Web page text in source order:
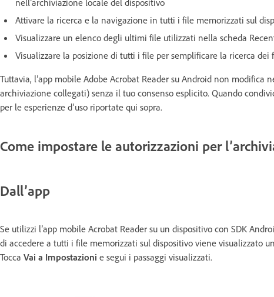
Attivare la ricerca e la navigazione in tutti i file memorizzati sul
Visualizzare un elenco degli ultimi file utilizzati nella scheda
Visualizzare la posizione di tutti i file per semplificare la ricerca
Tuttavia, l’app mobile Adobe Acrobat Reader su Android non
archiviazione collegati) senza il tuo consenso esplicito. Quando
per le esperienze d’uso riportate qui sopra.
Come impostare le autorizzazioni per
Dall’app
Se utilizzi l’app mobile Acrobat Reader su un dispositivo con SDK
di accedere a tutti i file memorizzati sul dispositivo viene visualizzato
Tocca Vai a Impostazioni e segui i passaggi visualizzati.